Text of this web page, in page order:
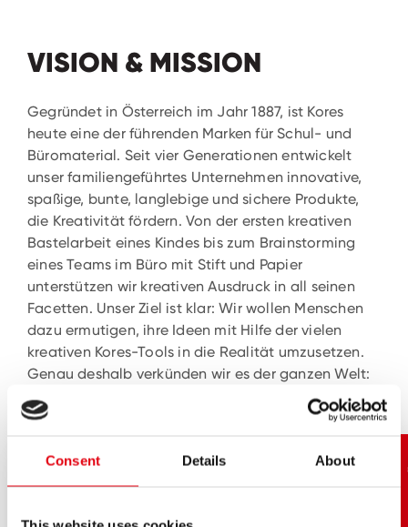
Consent Details About
VISION & MISSION
Gegründet in Österreich im Jahr 1887, ist Kores
heute eine der führenden Marken für Schul- und
Büromaterial. Seit vier Generationen entwickelt
unser familiengeführtes Unternehmen innovative,
spaßige, bunte, langlebige und sichere Produkte,
die Kreativität fördern. Von der ersten kreativen
Bastelarbeit eines Kindes bis zum Brainstorming
eines Teams im Büro mit Stift und Papier
unterstützen wir kreativen Ausdruck in all seinen
Facetten. Unser Ziel ist klar: Wir wollen Menschen
dazu ermutigen, ihre Ideen mit Hilfe der vielen
kreativen Kores-Tools in die Realität umzusetzen.
Genau deshalb verkünden wir es der ganzen Welt:
Kores. Erlebe die Freiheit deiner Ideen!